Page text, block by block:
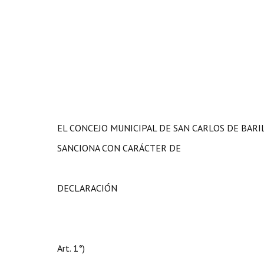
EL CONCEJO MUNICIPAL DE SAN CARLOS DE
SANCIONA CON CARÁCTER DE
DECLARACIÓN
Art. 1°)